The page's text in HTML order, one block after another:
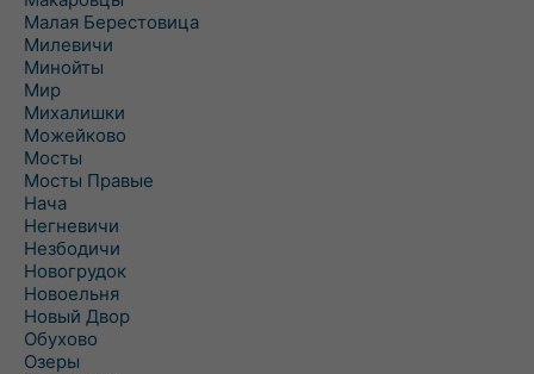
Малая Берестовица
Милевичи
Минойты
Мир
Михалишки
Можейково
Мосты
Мосты Правые
Нача
Негневичи
Незбодичи
Новогрудок
Новоельня
Новый Двор
Обухово
Озеры